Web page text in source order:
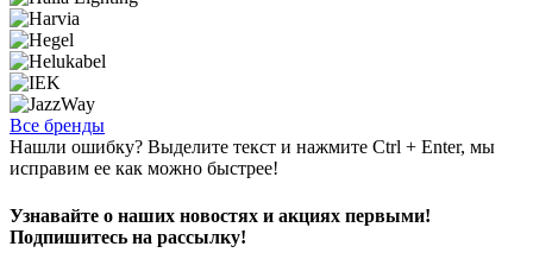
Все бренды
Нашли ошибку? Выделите текст и нажмите Ctrl + Enter, мы
исправим ее как можно быстрее!
Узнавайте о наших новостях и акциях первыми!
Подпишитесь на рассылку!